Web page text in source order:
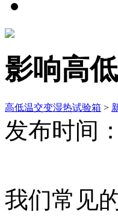
影响高
高低温交变湿热试验箱 >
发布时间
我们常见